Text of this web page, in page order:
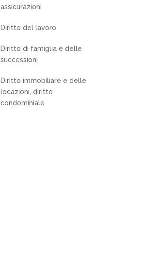
assicurazioni
Diritto del lavoro
Diritto di famiglia e delle
successioni
Diritto immobiliare e delle
locazioni, diritto
condominiale